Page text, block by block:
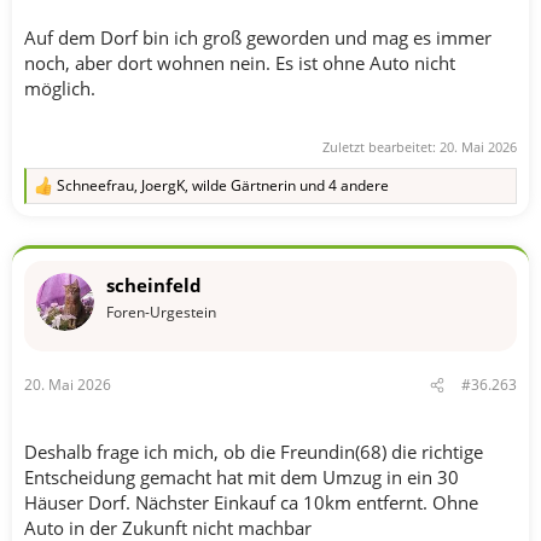
Auf dem Dorf bin ich groß geworden und mag es immer
noch, aber dort wohnen nein. Es ist ohne Auto nicht
möglich.
Zuletzt bearbeitet: 20. Mai 2026
R
k
o
:
Schneefrau, JoergK, wilde Gärtnerin und 4 andere
scheinfeld
Foren-Urgestein
20. Mai 2026 #36.263
Deshalb frage ich mich, ob die Freundin(68) die richtige
Entscheidung gemacht hat mit dem Umzug in ein 30
Häuser Dorf. Nächster Einkauf ca 10km entfernt. Ohne
Auto in der Zukunft nicht machbar